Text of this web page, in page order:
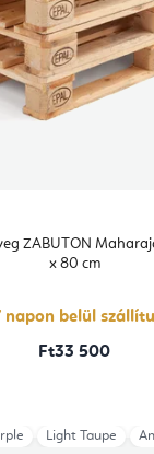
ZABUTON
x 80 cm
napon belül
Ft33 500
Light Taupe